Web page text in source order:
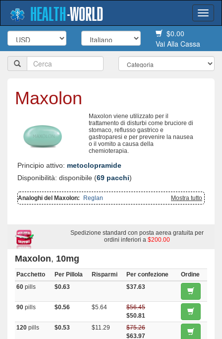
HEALTH-WORLD
$0.00
Vai Alla Cassa
Maxolon
Maxolon viene utilizzato per il
trattamento di disturbi come bruciore di
stomaco, reflusso gastrico e
gastroparesi e per prevenire la nausea
o il vomito a causa della
chemioterapia.
Principio attivo: metoclopramide
Disponibilità: disponibile (69 pacchi)
Mostra tutto
Analoghi del Maxolon: Reglan
Spedizione standard con posta aerea gratuita per
ordini inferiori a $200.00
Maxolon, 10mg
Pacchetto Per Pillola Risparmi Per confezione
Ordine
60 pills $0.63 $37.63
90 pills $0.56 $5.64
$56.45
$50.81
120 pills $0.53 $11.29
$75.26
$63.97